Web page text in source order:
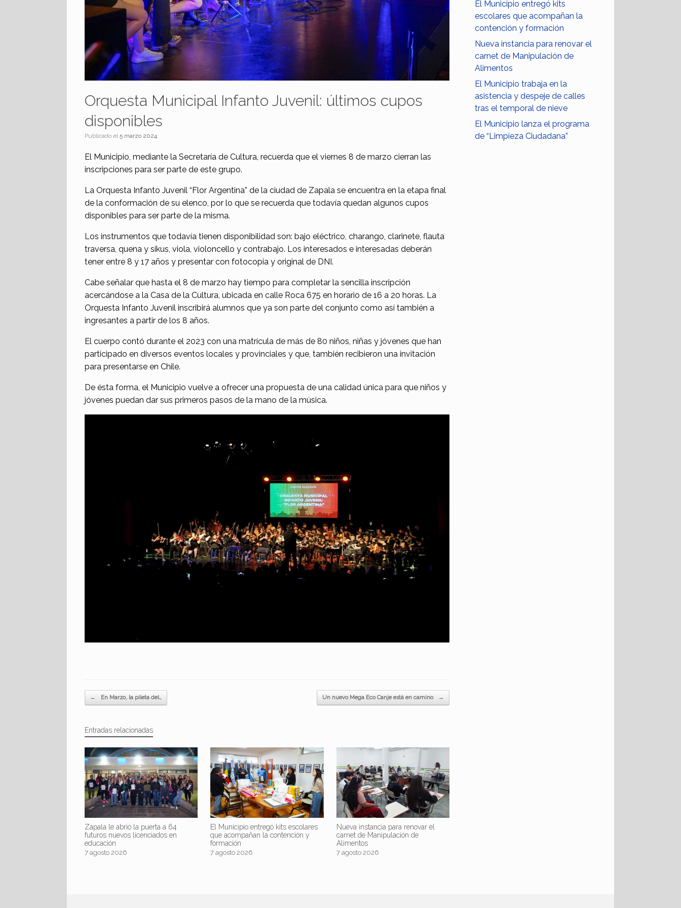
Orquesta Municipal Infanto Juvenil: últimos cupos
disponibles
Publicado el5 marzo 2024
El Municipio, mediante la Secretaría de Cultura, recuerda que el viernes 8 de marzo cierran las
inscripciones para ser parte de este grupo.
La Orquesta Infanto Juvenil “Flor Argentina” de la ciudad de Zapala se encuentra en la etapa final
de la conformación de su elenco, por lo que se recuerda que todavía quedan algunos cupos
disponibles para ser parte de la misma.
Los instrumentos que todavía tienen disponibilidad son: bajo eléctrico, charango, clarinete, flauta
traversa, quena y sikus, viola, violoncello y contrabajo. Los interesados e interesadas deberán
tener entre 8 y 17 años y presentar con fotocopia y original de DNI.
Cabe señalar que hasta el 8 de marzo hay tiempo para completar la sencilla inscripción
acercándose a la Casa de la Cultura, ubicada en calle Roca 675 en horario de 16 a 20 horas. La
Orquesta Infanto Juvenil inscribirá alumnos que ya son parte del conjunto como así también a
ingresantes a partir de los 8 años.
El cuerpo contó durante el 2023 con una matrícula de más de 80 niños, niñas y jóvenes que han
participado en diversos eventos locales y provinciales y que, también recibieron una invitación
para presentarse en Chile.
De ésta forma, el Municipio vuelve a ofrecer una propuesta de una calidad única para que niños y
jóvenes puedan dar sus primeros pasos de la mano de la música.
Navegador de artículos
← En Marzo, la pileta del… Un nuevo Mega Eco Canje está en camino →
Entradas relacionadas
Zapala le abrió la puerta a 64
futuros nuevos licenciados en
educación
7 agosto 2026
El Municipio entregó kits escolares
que acompañan la contención y
formación
7 agosto 2026
Nueva instancia para renovar el
carnet de Manipulación de
Alimentos
7 agosto 2026
El Municipio entregó kits
escolares que acompañan la
contención y formación
Nueva instancia para renovar el
carnet de Manipulación de
Alimentos
El Municipio trabaja en la
asistencia y despeje de calles
tras el temporal de nieve
El Municipio lanza el programa
de “Limpieza Ciudadana”